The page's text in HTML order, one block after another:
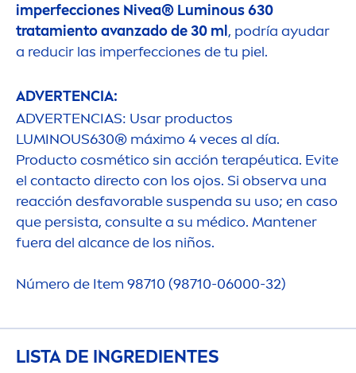
imperfecciones Nivea® Luminous630
tratamiento avanzado de 30 ml, podría ayudar
a reducir las imperfecciones de tu piel.
ADVERTENCIA:
ADVERTENCIAS: Usar productos
LUMINOUS630® máximo 4 veces al día.
Producto cosmético sin acción terapéutica. Evite
el contacto directo con los ojos. Si observa una
reacción desfavorable suspenda su uso; en caso
que persista, consulte a su médico. Mantener
fuera del alcance de los niños.
Número de Item 98710 (98710-06000-32)
LISTA DE INGREDIENTES